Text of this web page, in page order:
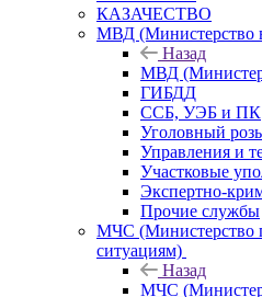
КАЗАЧЕСТВО
МВД (Министерство
Назад
МВД
ГИБДД
ССБ, УЭБ и ПК
Уголовный
Управления и
Участковые
Экспертно-
Прочие службы
МЧС (Министерство
ситуациям)
Назад
МЧС